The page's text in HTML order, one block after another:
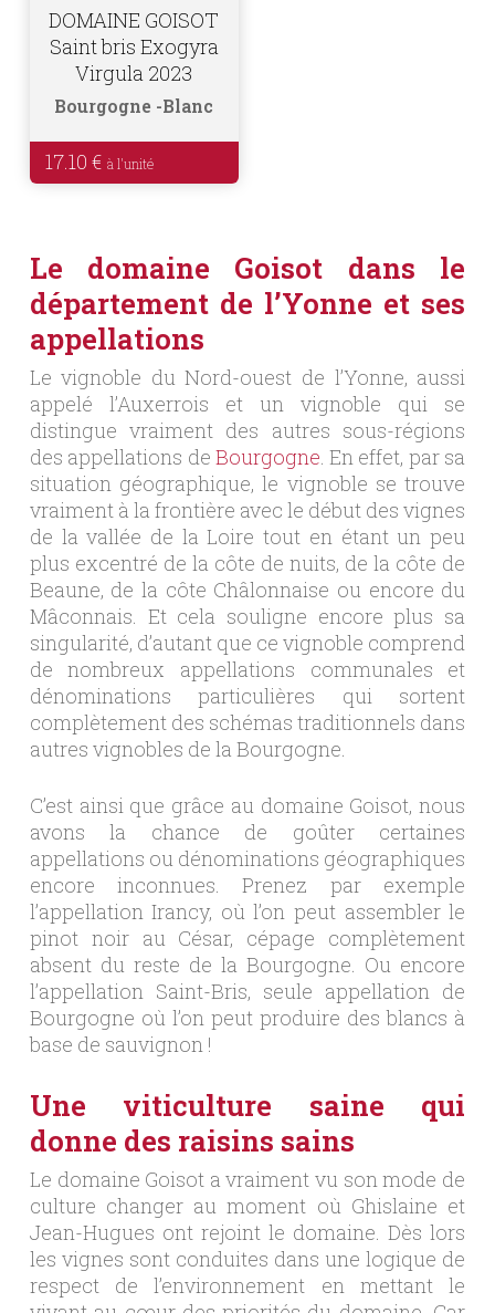
DOMAINE GOISOT
Saint bris Exogyra
Virgula 2023
Bourgogne Blanc
17.10 €
Le domaine Goisot dans le
département de l’Yonne et ses
appellations
Le vignoble du Nord-ouest de l’Yonne, aussi
appelé l’Auxerrois et un vignoble qui se
distingue vraiment des autres sous-régions
des appellations de Bourgogne. En effet, par sa
situation géographique, le vignoble se trouve
vraiment à la frontière avec le début des vignes
de la vallée de la Loire tout en étant un peu
plus excentré de la côte de nuits, de la côte de
Beaune, de la côte Châlonnaise ou encore du
Mâconnais. Et cela souligne encore plus sa
singularité, d’autant que ce vignoble comprend
de nombreux appellations communales et
dénominations particulières qui sortent
complètement des schémas traditionnels dans
autres vignobles de la Bourgogne.
C’est ainsi que grâce au domaine Goisot, nous
avons la chance de goûter certaines
appellations ou dénominations géographiques
encore inconnues. Prenez par exemple
l’appellation Irancy, où l’on peut assembler le
pinot noir au César, cépage complètement
absent du reste de la Bourgogne. Ou encore
l’appellation Saint-Bris, seule appellation de
Bourgogne où l’on peut produire des blancs à
base de sauvignon !
Une viticulture saine qui
donne des raisins sains
Le domaine Goisot a vraiment vu son mode de
culture changer au moment où Ghislaine et
Jean-Hugues ont rejoint le domaine. Dès lors
les vignes sont conduites dans une logique de
respect de l’environnement en mettant le